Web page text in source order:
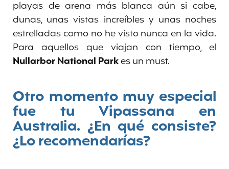
playas de arena más blanca aún si cabe,
dunas, unas vistas increíbles y unas noches
estrelladas como no he visto nunca en la vida.
Para aquellos que viajan con tiempo, el
Nullarbor National Parkes un must.
Otro momento muy especial
fue tu Vipassana en
Australia. ¿En qué consiste?
¿Lo recomendarías?